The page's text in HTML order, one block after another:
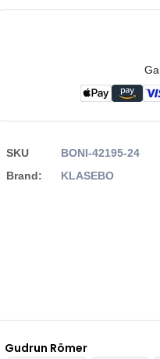
SKU
BONI-42195-24
Brand:
KLASEBO
Gudrun Römer